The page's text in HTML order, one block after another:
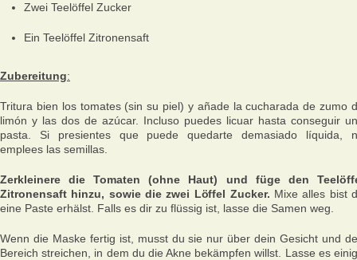
Zwei Teelöffel Zucker
Ein Teelöffel Zitronensaft
Zubereitung:
Tritura bien los tomates (sin su piel) y añade la cucharada de zumo
limón y las dos de azúcar. Incluso puedes licuar hasta conseguir
pasta. Si presientes que puede quedarte demasiado líquida,
emplees las semillas.
Zerkleinere die Tomaten (ohne Haut) und füge den
Zitronensaft hinzu, sowie die zwei Löffel Zucker. Mixe alles bist
eine Paste erhälst. Falls es dir zu flüssig ist, lasse die Samen weg.
Wenn die Maske fertig ist, musst du sie nur über dein Gesicht und
Bereich streichen, in dem du die Akne bekämpfen willst. Lasse es